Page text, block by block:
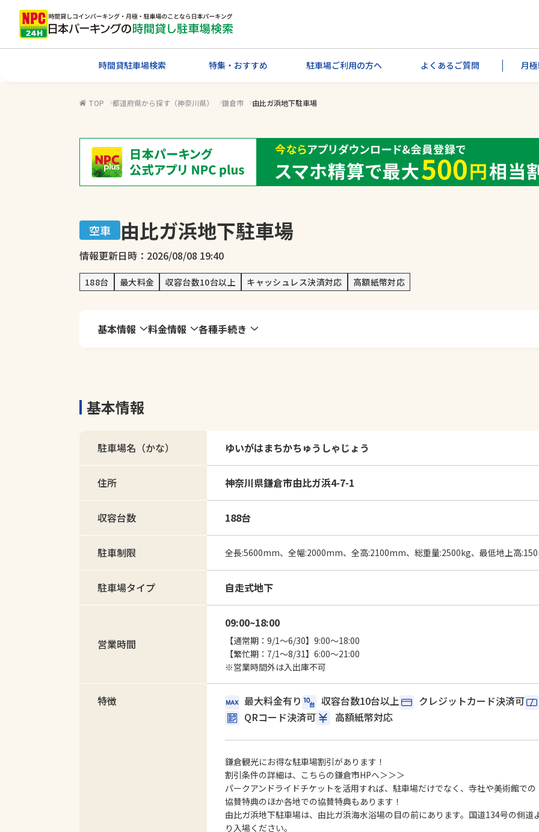
時間貸駐車場検索 特集・おすすめ 駐車場ご利用の方へ よくあるご質問 月
TOP 都道府県から探す（神奈川県） 鎌倉市 由比ガ浜地下駐車場
空車 由比ガ浜地下駐車場
情報更新日時：2026/08/08 19:40
188台 最大料金 収容台数10台以上 キャッシュレス決済対応 高額紙幣対応
基本情報 料金情報 各種手続き
基本情報
駐車場名（かな） ゆいがはまちかちゅうしゃじょう
住所 神奈川県鎌倉市由比ガ浜4-7-1
収容台数 188台
駐車制限 全長:5600mm、全幅:2000mm、全高:2100mm、総重量:2500kg、最低地上高
駐車場タイプ 自走式地下
営業時間
09:00~18:00
【通常期：9/1～6/30】9:00～18:00
【繁忙期：7/1～8/31】6:00～21:00
※営業時間外は入出庫不可
特徴 最大料金有り 収容台数10台以上
クレジットカード決済可
QRコード決済可
高額紙幣対応
鎌倉観光にお得な駐車場割引があります！
割引条件の詳細は、こちらの鎌倉市HPへ＞＞＞
パークアンドライドチケットを活用すれば、駐車場だけでなく、 寺社や美術館での
協賛特典のほか各地での協賛特典もあります！
由比ガ浜地下駐車場は、由比ガ浜海水浴場の目の前にあります。国道134号の側道
り入場ください。